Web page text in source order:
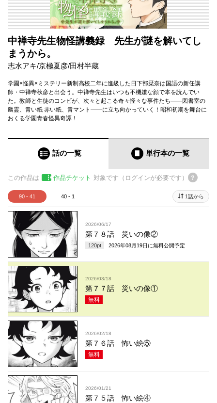
中禅寺先生物怪講義録 先生が謎を解いてし
まうから。
志水アキ/京極夏彦/田村半蔵
学園×怪異×ミステリー新制高校二年に進級した日下部栞奈は国語の新任講
師・中禅寺秋彦と出会う。中禅寺先生はいつも不機嫌な顔で本を読んでい
た。教師と生徒のコンビが、次々と起こる奇々怪々な事件たち――図書室の
幽霊、青い紙 赤い紙、青マント――に立ち向かっていく！昭和初期を舞台に
おくる学園青春怪異奇譚！
話の一覧 単行本の一覧
この作品は 作品チケット 対象です（ログインが必要です）
90 - 41 40 - 1 1話から
2026/06/17
第７８話 災いの像②
120pt 2026年08月19日 に無料公開予定
2026/03/18
第７７話 災いの像①
無料
2026/02/18
第７６話 怖い絵⑤
無料
2026/01/21
第７５話 怖い絵④